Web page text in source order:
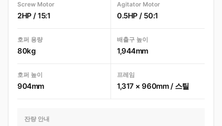
Screw Motor
2HP / 15:1
Agitator Motor
0.5HP / 50:1
호퍼 용량
80kg
배출구 높이
1,944mm
호퍼 높이
904mm
프레임
1,317 × 960mm / 스틸
잔량 안내